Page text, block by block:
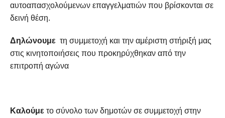
αυτοαπασχολούμενων επαγγελματιών που βρίσκονται σε
δεινή θέση.
Δηλώνουμετη συμμετοχή και την αμέριστη στήριξή μας
στις κινητοποιήσεις που προκηρύχθηκαν από την
επιτροπή αγώνα
Καλούμε το σύνολο των δημοτών σε συμμετοχή στην